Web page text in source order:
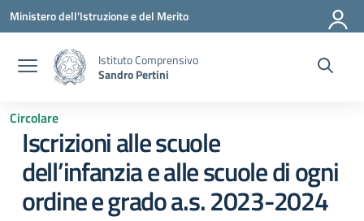
Vai ai contenuti
Vai al menu di navigazione
Vai al footer
Ministero dell'Istruzione e del Merito
Istituto Comprensivo
Sandro Pertini
Circolare
Iscrizioni alle scuole
dell’infanzia e alle scuole di ogni
ordine e grado a.s. 2023-2024